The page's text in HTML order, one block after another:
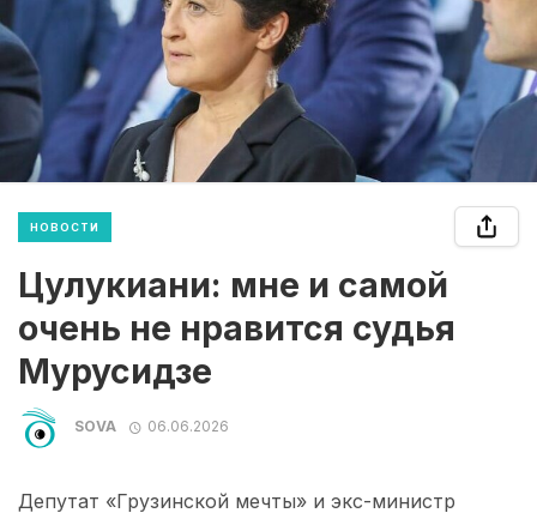
НОВОСТИ
Цулукиани: мне и самой
очень не нравится судья
Мурусидзе
SOVA 06.06.2026
Депутат «Грузинской мечты» и экс-министр